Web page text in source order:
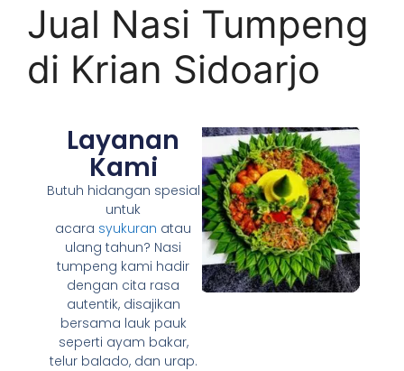
Jual Nasi Tumpeng
di Krian Sidoarjo
Layanan
Kami
Butuh hidangan spesial
untuk
acara syukuran atau
ulang tahun? Nasi
tumpeng kami hadir
dengan cita rasa
autentik, disajikan
bersama lauk pauk
seperti ayam bakar,
telur balado, dan urap.